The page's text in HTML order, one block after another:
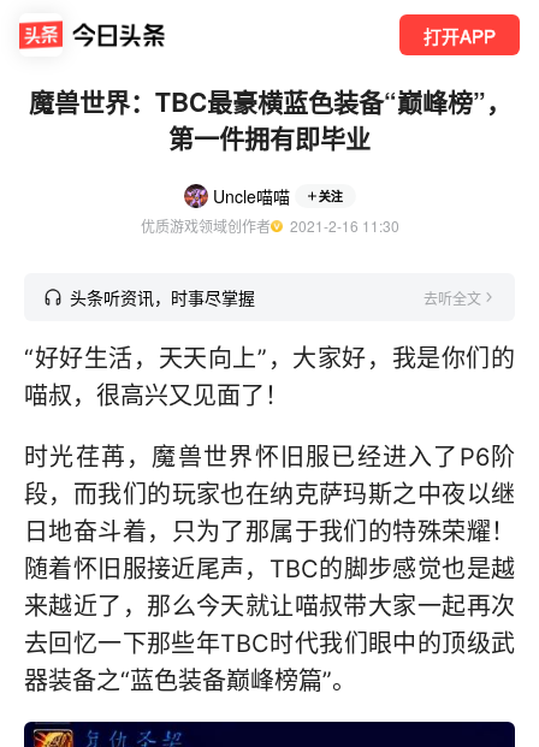
打开APP
魔兽世界：TBC最豪横蓝色装备“巅峰榜”，
第一件拥有即毕业
Uncle喵喵 关注
优质游戏领域创作者
  2021-2-16 11:30
头条听资讯，时事尽掌握 去听全文
“好好生活，天天向上”，大家好，我是你们的
喵叔，很高兴又见面了！
时光荏苒，魔兽世界怀旧服已经进入了P6阶
段，而我们的玩家也在纳克萨玛斯之中夜以继
日地奋斗着，只为了那属于我们的特殊荣耀！
随着怀旧服接近尾声，TBC的脚步感觉也是越
来越近了，那么今天就让喵叔带大家一起再次
去回忆一下那些年TBC时代我们眼中的顶级武
器装备之“蓝色装备巅峰榜篇”。